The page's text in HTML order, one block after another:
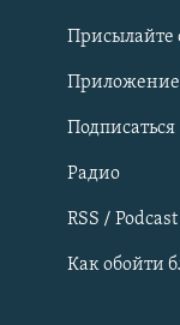
Українською
Qırımtatar
ПРИСОЕДИНЯЙТЕСЬ!
Присылайте
Приложение
Подписаться
Радио
RSS / Podcast
Как обойти